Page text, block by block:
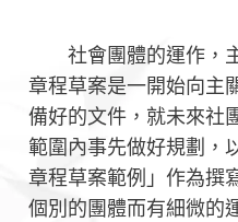
社會團體的運作，
章程草案是一開始向主
備好的文件，就未來社
範圍內事先做好規劃，
章程草案範例」作為撰
個別的團體而有細微的